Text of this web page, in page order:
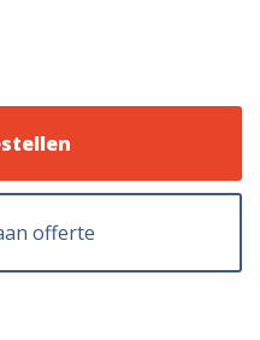
offerte